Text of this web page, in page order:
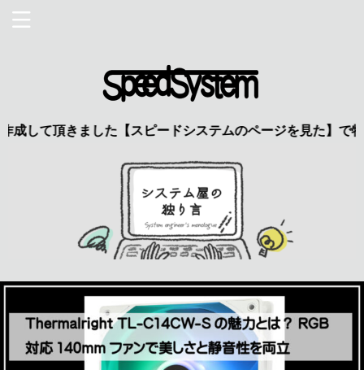
した【スピードシステムのページを見た】で特典あり 興味